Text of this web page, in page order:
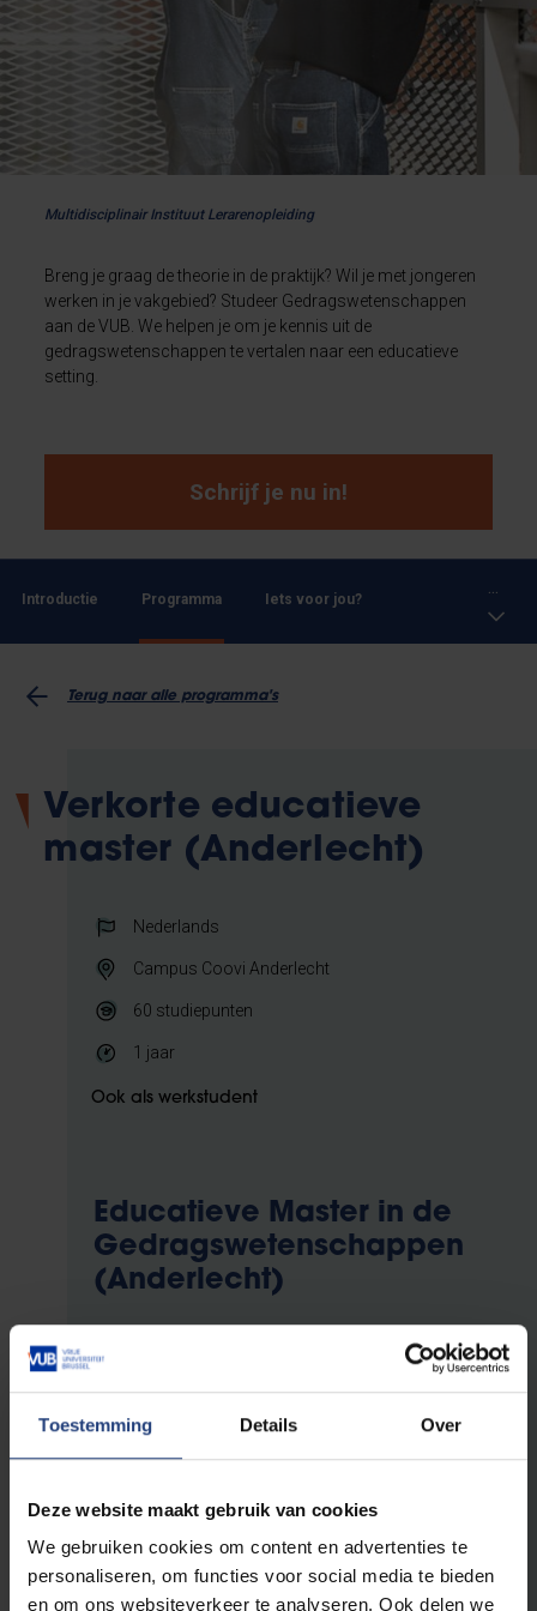
Toestemming Details Over
Deze website maakt gebruik van cookies
We gebruiken cookies om content en advertenties te
personaliseren, om functies voor social media te bieden
en om ons websiteverkeer te analyseren. Ook delen we
Multidisciplinair Instituut Lerarenopleiding
Breng je graag de theorie in de praktijk? Wil je met jongeren
werken in je vakgebied? Studeer Gedragswetenschappen
aan de VUB. We helpen je om je kennis uit de
gedragswetenschappen te vertalen naar een educatieve
setting.
Schrijf je nu in!
Introductie Programma Iets voor jou?
Terug naar alle programma's
Verkorte educatieve
master (Anderlecht)
Nederlands
Campus Coovi Anderlecht
60 studiepunten
1 jaar
Ook als werkstudent
Educatieve Master in de
Gedragswetenschappen
(Anderlecht)
Urban Education
Krachtige leeromgeving gedragswetenschappen